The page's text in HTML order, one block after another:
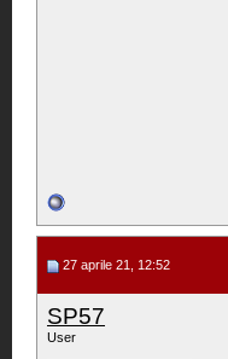
27 aprile 21, 12:52
SP57
User